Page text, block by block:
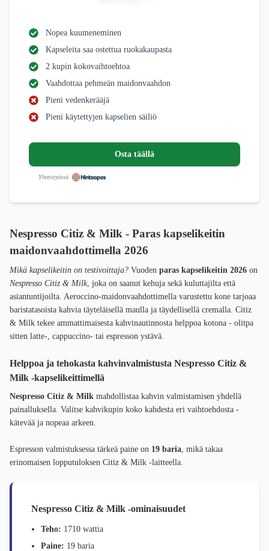
Nopea kuumeneminen
Kapseleita saa ostettua ruokakaupasta
2 kupin kokovaihtoehtoa
Vaahdottaa pehmeän maidonvaahdon
Pieni vedenkerääjä
Pieni käytettyjen kapselien säiliö
Osta täällä
Yhteistyössä
Nespresso Citiz & Milk - Paras kapselikeitin
maidonvaahdottimella 2026
Mikä kapselikeitin on testivoittaja? Vuoden paras kapselikeitin 2026 on
Nespresso Citiz & Milk, joka on saanut kehuja sekä kuluttajilta että
asiantuntijoilta. Aeroccino-maidonvaahdottimella varustettu kone tarjoaa
baristatasoista kahvia täyteläisellä maulla ja täydellisellä cremalla. Citiz
& Milk tekee ammattimaisesta kahvinautinnosta helppoa kotona - olitpa
sitten latte-, cappuccino- tai espresson ystävä.
Helppoa ja tehokasta kahvinvalmistusta Nespresso Citiz &
Milk -kapselikeittimellä
Nespresso Citiz & Milk mahdollistaa kahvin valmistamisen yhdellä
painalluksella. Valitse kahvikupin koko kahdesta eri vaihtoehdosta -
kätevää ja nopeaa arkeen.
Espresson valmistuksessa tärkeä paine on 19 baria , mikä takaa
erinomaisen lopputuloksen Citiz & Milk -laitteella.
Nespresso Citiz & Milk -ominaisuudet
Teho: 1710 wattia
Paine: 19 baria